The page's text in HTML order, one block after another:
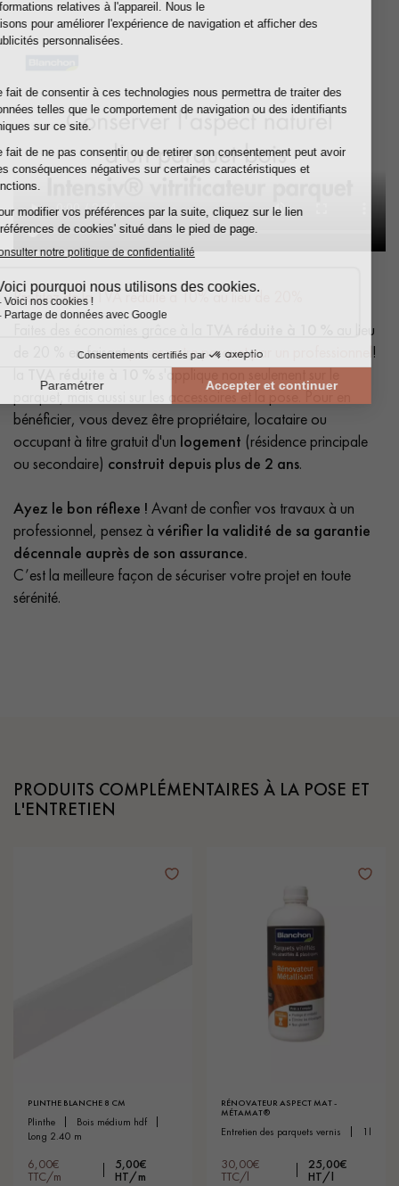
Profitez de la TVA réduite à 10% au lieu de 20%
au lieu
de 20 % en faisantposer votre parquet par un professionnel !
s'applique non seulement sur le
parquet, mais aussi sur les accessoires et la pose. Pour en
bénéficier, vous devez être propriétaire, locataire ou
occupant à titre gratuit d'un logement (résidence principale
ou secondaire) construit depuis plus de 2 ans.
Ayez le bon réflexe ! Avant de confier vos travaux à un
professionnel, pensez à vérifier la validité de sa garantie
décennale auprès de son assurance.
C’est la meilleure façon de sécuriser votre projet en toute
sérénité.
PRODUITS COMPLÉMENTAIRES À LA POSE ET
L'ENTRETIEN
PLINTHE BLANCHE 8 CM
plinthe
bois médium hdf
long 2.40 m
6,00€
TTC/m
5,00€
HT/m
RÉNOVATEUR ASPECT MAT -
MÉTAMAT®
entretien des parquets vernis 1l
30,00€
TTC/l
25,00€
HT/l